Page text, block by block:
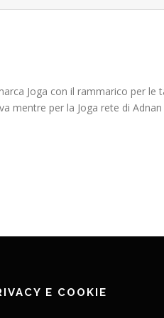
Joga con il rammarico per le
mentre per la Joga rete di Adnan
E COOKIE